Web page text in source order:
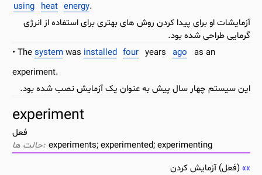
using heat energy.
آزمایشات او برای پیدا کردن روش های بهتری برای استفاده از انرژی
گرمایی طراحی شده بود.
Thesystemwas installed four years ago
as an
experiment.
این سیستم چهار سال پیش به عنوان یک آزمایش نصب شده بود.
experiment
فعل
experiments; experimented; experimenting
(فعل) آزمایش کردن